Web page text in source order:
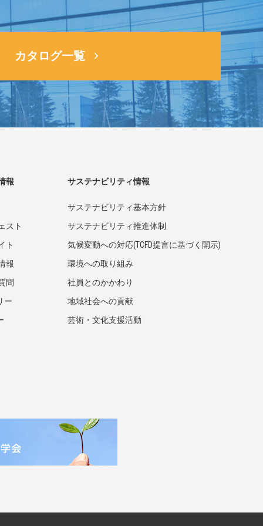
カタログ一覧
報
スト
ト
報
問
ー
サステナビリティ情報
サステナビリティ基本方針
サステナビリティ推進体制
気候変動への対応(TCFD提言に基づく開示)
環境への取り組み
社員とのかかわり
地域社会への貢献
芸術・文化支援活動